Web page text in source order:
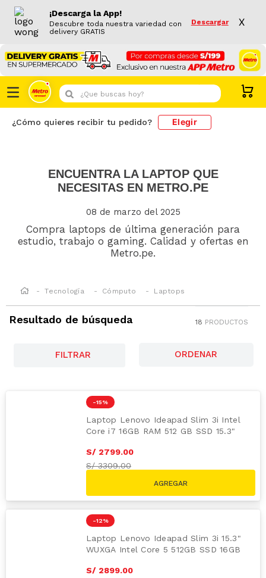
¡Descarga la App!
Descubre toda nuestra variedad con
delivery GRATIS
Descargar X
¿Que buscas hoy?
¿Cómo quieres recibir tu pedido? Elegir
ENCUENTRA LA LAPTOP QUE
NECESITAS EN METRO.PE
08 de marzo del 2025
Compra laptops de última generación para
estudio, trabajo o gaming. Calidad y ofertas en
Metro.pe.
Tecnología Cómputo Laptops
Resultado de búsqueda 18 PRODUCTOS
FILTRAR
-15 %
Laptop Lenovo Ideapad Slim 3i Intel
Core i7 16GB RAM 512 GB SSD 15.3"
S/ 2699.00
S/ 2799 .00
-12 %
Laptop Lenovo Ideapad Slim 3i 15.3"
WUXGA Intel Core 5 512GB SSD 16GB
RAM
S/ 2899.00